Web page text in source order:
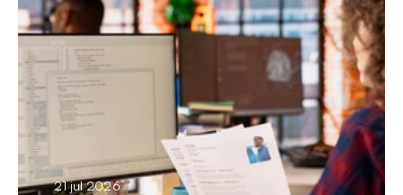
21 jul 2026